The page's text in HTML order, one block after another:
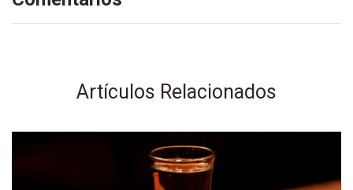
Artículos Relacionados